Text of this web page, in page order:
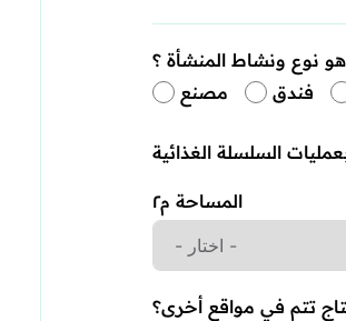
نوع ونشاط المنشأة ؟
مصنع
فندق
السلسلة الغذائية
المساحة م٢